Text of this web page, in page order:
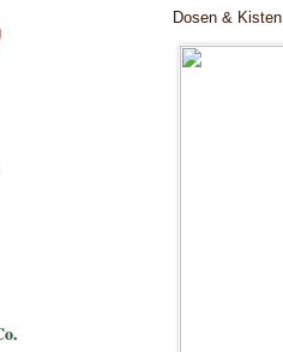
Dosen & Kisten